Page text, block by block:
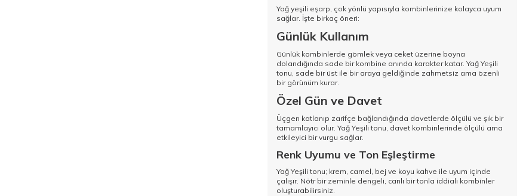
Yağ yeşili eşarp, çok yönlü yapısıyla kombinlerinize kolayca uyum
sağlar. İşte birkaç öneri:
Günlük Kullanım
Günlük kombinlerde gömlek veya ceket üzerine boyna
dolandığında sade bir kombine anında karakter katar. Yağ Yeşili
tonu, sade bir üst ile bir araya geldiğinde zahmetsiz ama özenli
bir görünüm kurar.
Özel Gün ve Davet
Üçgen katlanıp zarifçe bağlandığında davetlerde ölçülü ve şık bir
tamamlayıcı olur. Yağ Yeşili tonu, davet kombinlerinde ölçülü ama
etkileyici bir vurgu sağlar.
Renk Uyumu ve Ton Eşleştirme
Yağ Yeşili tonu; krem, camel, bej ve koyu kahve ile uyum içinde
çalışır. Nötr bir zeminle dengeli, canlı bir tonla iddialı kombinler
oluşturabilirsiniz.